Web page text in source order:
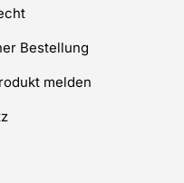
Bestellung
melden